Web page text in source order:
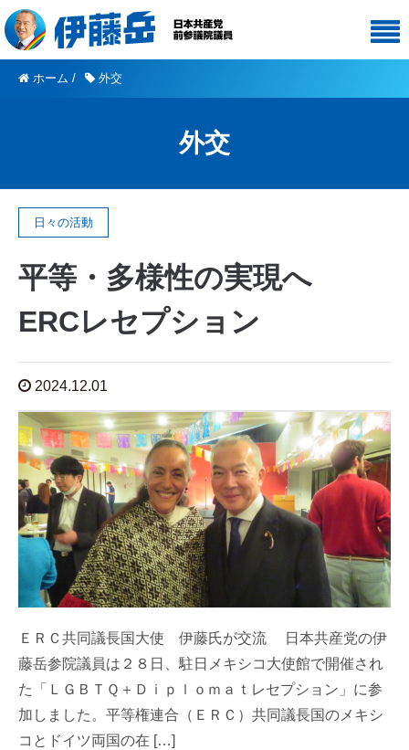
ホーム / 外交
外交
日々の活動
平等・多様性の実現へ
ERCレセプション
2024.12.01
ＥＲＣ共同議長国大使 伊藤氏が交流 日本共産党の伊
藤岳参院議員は２８日、駐日メキシコ大使館で開催され
た「ＬＧＢＴＱ＋Ｄｉｐｌｏｍａｔレセプション」に参
加しました。平等権連合（ＥＲＣ）共同議長国のメキシ
コとドイツ両国の在 […]